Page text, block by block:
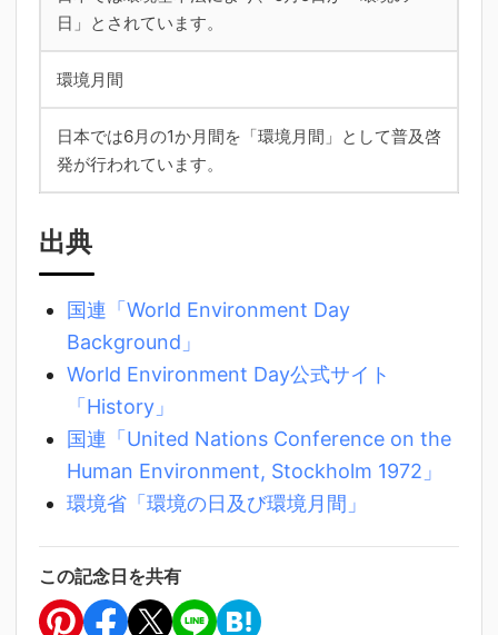
日」とされています。
環境月間
日本では6月の1か月間を「環境月間」として普及啓
発が行われています。
出典
国連「World Environment Day
Background」
World Environment Day公式サイト
「History」
国連「United Nations Conference on the
Human Environment, Stockholm 1972」
環境省「環境の日及び環境月間」
この記念日を共有